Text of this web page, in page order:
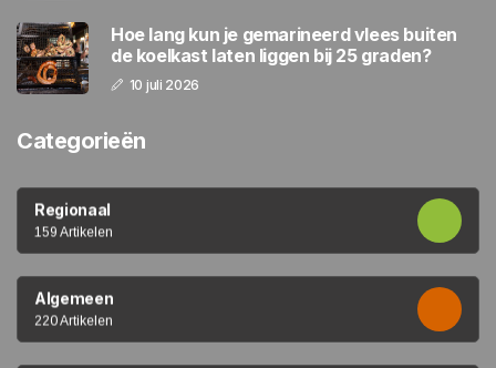
Hoe lang kun je gemarineerd vlees buiten
de koelkast laten liggen bij 25 graden?
10 juli 2026
Categorieën
Regionaal
159 Artikelen
Algemeen
220 Artikelen